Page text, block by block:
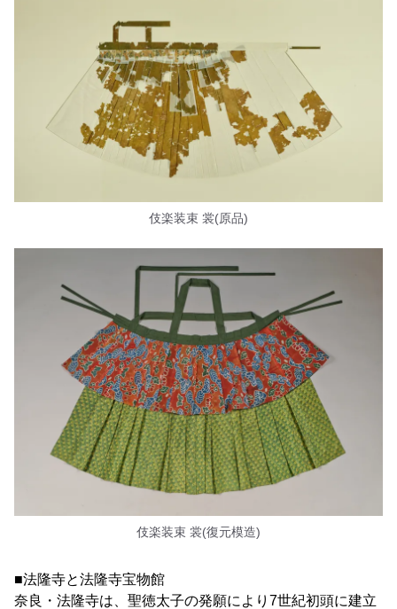
伎楽装束 裳(原品)
伎楽装束 裳(復元模造)
■法隆寺と法隆寺宝物館
奈良・法隆寺は、聖徳太子の発願により7世紀初頭に建立